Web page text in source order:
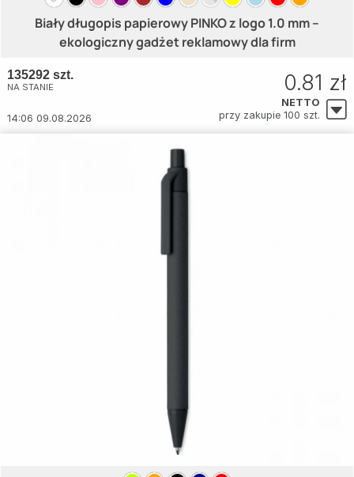
Biały długopis papierowy PINKO z logo 1.0 mm –
ekologiczny gadżet reklamowy dla firm
135292 szt.
NA STANIE
14:06 09.08.2026
0.81 zł
NETTO
przy zakupie 100 szt.